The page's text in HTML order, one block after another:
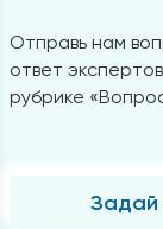
Отправь нам
ответ
рубрике
Задай